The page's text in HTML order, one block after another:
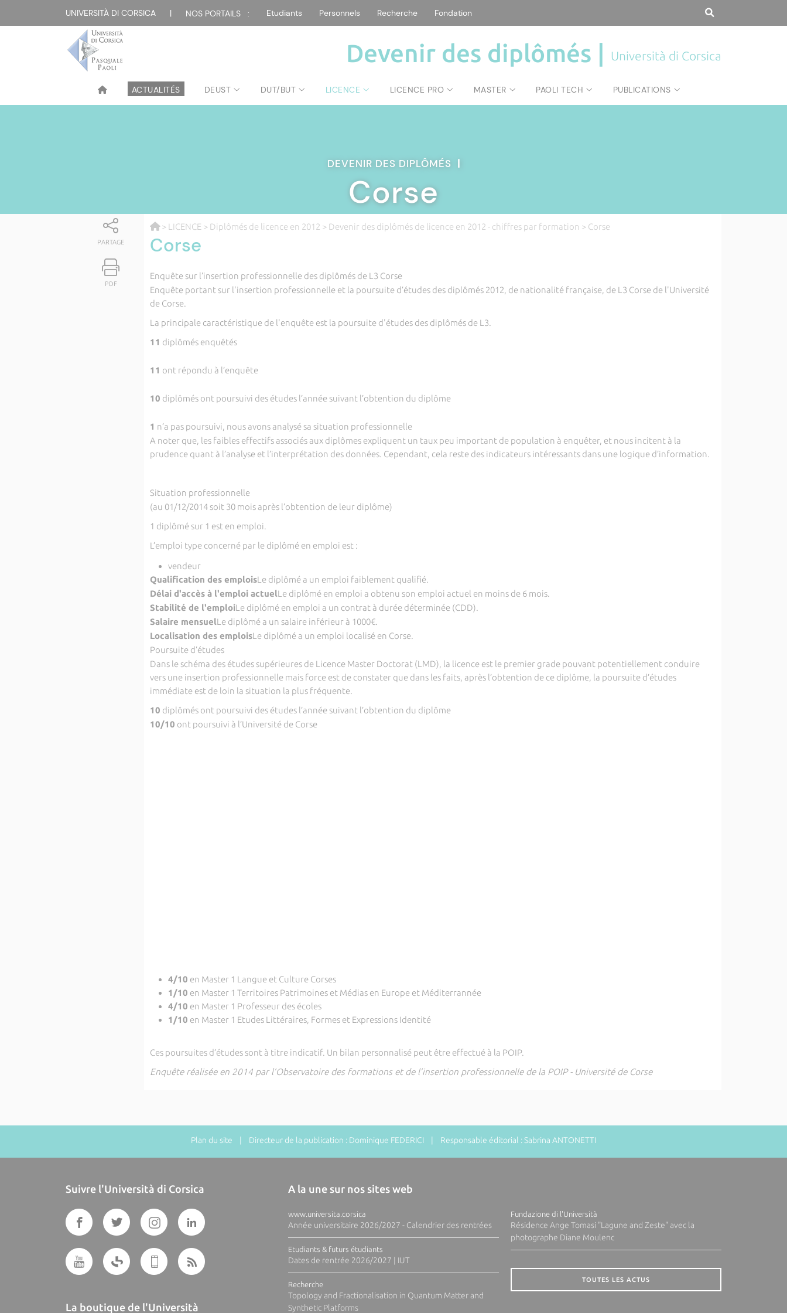
UNIVERSITÀ DI CORSICA | NOS PORTAILS : Etudiants Personnels Recherche Fondation
Devenir des diplômés | Università di Corsica
ACTUALITÉS DEUST DUT/BUT LICENCE LICENCE PRO MASTER PAOLI TECH PUBLICATIONS
DEVENIR DES DIPLÔMÉS |
Corse
PARTAGE
PDF
> LICENCE > Diplômés de licence en 2012 > Devenir des diplômés de licence en 2012 - chiffres par formation > Corse
Corse
Enquête sur l’insertion professionnelle des diplômés de L3 Corse
Enquête portant sur l'insertion professionnelle et la poursuite d’études des diplômés 2012, de nationalité française, de L3 Corse de l'Université
de Corse.
La principale caractéristique de l'enquête est la poursuite d'études des diplômés de L3.
11 diplômés enquêtés
11 ont répondu à l’enquête
10 diplômés ont poursuivi des études l’année suivant l’obtention du diplôme
1 n’a pas poursuivi, nous avons analysé sa situation professionnelle
A noter que, les faibles effectifs associés aux diplômes expliquent un taux peu important de population à enquêter, et nous incitent à la
prudence quant à l’analyse et l’interprétation des données. Cependant, cela reste des indicateurs intéressants dans une logique d’information.
Situation professionnelle
(au 01/12/2014 soit 30 mois après l’obtention de leur diplôme)
1 diplômé sur 1 est en emploi.
L’emploi type concerné par le diplômé en emploi est :
vendeur
Qualification des emploisLe diplômé a un emploi faiblement qualifié.
Délai d'accès à l'emploi actuelLe diplômé en emploi a obtenu son emploi actuel en moins de 6 mois.
Stabilité de l'emploiLe diplômé en emploi a un contrat à durée déterminée (CDD).
Salaire mensuelLe diplômé a un salaire inférieur à 1000€.
Localisation des emploisLe diplômé a un emploi localisé en Corse.
Poursuite d’études
Dans le schéma des études supérieures de Licence Master Doctorat (LMD), la licence est le premier grade pouvant potentiellement conduire
vers une insertion professionnelle mais force est de constater que dans les faits, après l’obtention de ce diplôme, la poursuite d’études
immédiate est de loin la situation la plus fréquente.
10 diplômés ont poursuivi des études l’année suivant l’obtention du diplôme
10/10 ont poursuivi à l’Université de Corse
4/10 en Master 1 Langue et Culture Corses
1/10 en Master 1 Territoires Patrimoines et Médias en Europe et Méditerrannée
4/10 en Master 1 Professeur des écoles
1/10 en Master 1 Etudes Littéraires, Formes et Expressions Identité
Ces poursuites d’études sont à titre indicatif. Un bilan personnalisé peut être effectué à la POIP.
Enquête réalisée en 2014 par l’Observatoire des formations et de l’insertion professionnelle de la POIP - Université de Corse
Plan du site | Directeur de la publication : Dominique FEDERICI | Responsable éditorial : Sabrina ANTONETTI
Suivre l'Università di Corsica
La boutique de l'Università
A la une sur nos sites web
www.universita.corsica
Année universitaire 2026/2027 - Calendrier des rentrées
Etudiants & futurs étudiants
Dates de rentrée 2026/2027 | IUT
Recherche
Topology and Fractionalisation in Quantum Matter and
Synthetic Platforms
Fundazione di l'Università
Résidence Ange Tomasi "Lagune and Zeste" avec la
photographe Diane Moulenc
TOUTES LES ACTUS